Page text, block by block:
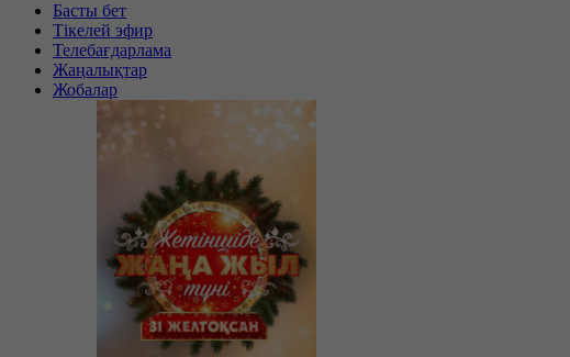
Басты бет
Тікелей эфир
Телебағдарлама
Жаңалықтар
Жобалар